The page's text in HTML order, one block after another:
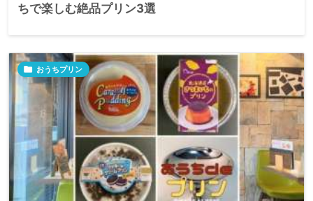
ちで楽しむ絶品プリン3選
 おうちプリン